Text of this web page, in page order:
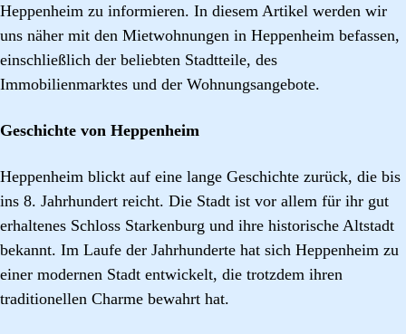
Heppenheim zu informieren. In diesem Artikel werden wir
uns näher mit den Mietwohnungen in Heppenheim befassen,
einschließlich der beliebten Stadtteile, des
Immobilienmarktes und der Wohnungsangebote.
Geschichte von Heppenheim
Heppenheim blickt auf eine lange Geschichte zurück, die bis
ins 8. Jahrhundert reicht. Die Stadt ist vor allem für ihr gut
erhaltenes Schloss Starkenburg und ihre historische Altstadt
bekannt. Im Laufe der Jahrhunderte hat sich Heppenheim zu
einer modernen Stadt entwickelt, die trotzdem ihren
traditionellen Charme bewahrt hat.